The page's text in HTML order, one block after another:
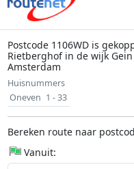
Postcode 1106WD is
Rietberghof in de wijk
Amsterdam
Huisnummers
Oneven 1 - 33
Bereken route naar
Vanuit: